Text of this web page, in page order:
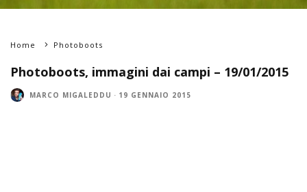
Home Photoboots
Photoboots, immagini dai campi – 19/01/2015
MARCO MIGALEDDU · 19 GENNAIO 2015